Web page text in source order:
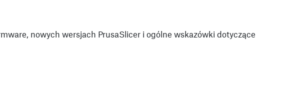
nowych wersjach PrusaSlicer i ogólne wskazówki dotyczące